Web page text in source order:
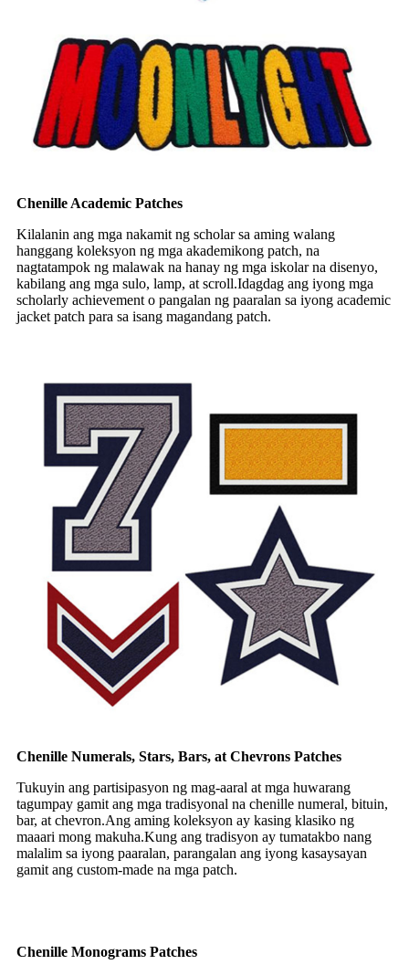
Chenille Academic Patches
Kilalanin ang mga nakamit ng scholar sa aming walang
hanggang koleksyon ng mga akademikong patch, na
nagtatampok ng malawak na hanay ng mga iskolar na disenyo,
kabilang ang mga sulo, lamp, at scroll.Idagdag ang iyong mga
scholarly achievement o pangalan ng paaralan sa iyong academic
jacket patch para sa isang magandang patch.
Chenille Numerals, Stars, Bars, at Chevrons Patches
Tukuyin ang partisipasyon ng mag-aaral at mga huwarang
tagumpay gamit ang mga tradisyonal na chenille numeral, bituin,
bar, at chevron.Ang aming koleksyon ay kasing klasiko ng
maaari mong makuha.Kung ang tradisyon ay tumatakbo nang
malalim sa iyong paaralan, parangalan ang iyong kasaysayan
gamit ang custom-made na mga patch.
Chenille Monograms Patches